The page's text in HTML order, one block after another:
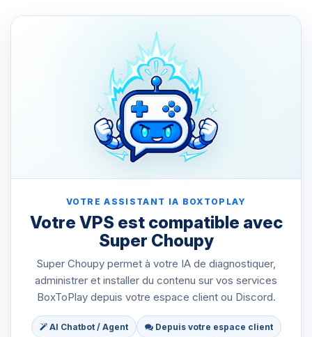
VOTRE ASSISTANT IA BOXTOPLAY
Votre VPS est compatible avec
Super Choupy
Super Choupy permet à votre IA de diagnostiquer,
administrer et installer du contenu sur vos services
BoxToPlay depuis votre espace client ou Discord.
AI Chatbot / Agent Depuis votre espace client